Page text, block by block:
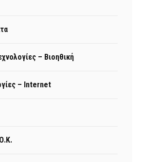
– Βιοηθική
– Internet